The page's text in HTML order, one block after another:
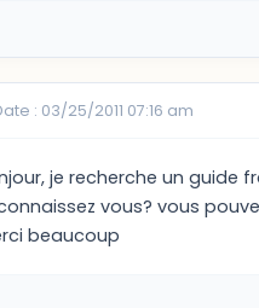
: 03/25/2011 07:16 am
je recherche un guide
vous? vous
beaucoup